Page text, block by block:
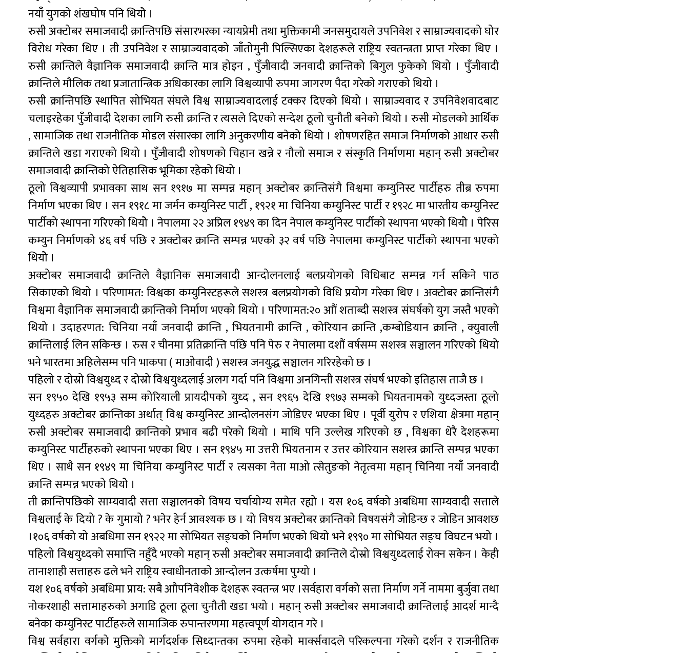
नयाँ युगको शंखघोष पनि थियोे ।
रुसी अक्टोबर समाजवादी क्रान्तिपछि संसारभरका न्यायप्रेमी तथा मुक्तिकामी जनसमुदायले उपनिवेश र साम्राज्यवादको घोर
विरोध गरेका थिए । ती उपनिवेश र साम्राज्यवादको जाँतोमुनी पिल्सिएका देशहरूले राष्ट्रिय स्वतन्त्रता प्राप्त गरेका थिए ।
रुसी क्रान्तिले वैज्ञानिक समाजवादी क्रान्ति मात्र होइन , पुँजीवादी जनवादी क्रान्तिको बिगुल फुकेको थियो । पुँजीवादी
क्रान्तिले मौलिक तथा प्रजातान्त्रिक अधिकारका लागि विश्वव्यापी रुपमा जागरण पैदा गरेको गराएको थियो ।
रुसी क्रान्तिपछि स्थापित सोभियत संघले विश्व साम्राज्यवादलाई टक्कर दिएको थियो । साम्राज्यवाद र उपनिवेशवादबाट
चलाइरहेका पुँजीवादी देशका लागि रुसी क्रान्ति र त्यसले दिएको सन्देश ठूलो चुनौती बनेको थियो । रुसी मोडलको आर्थिक
, सामाजिक तथा राजनीतिक मोडल संसारका लागि अनुकरणीय बनेको थियो । शोषणरहित समाज निर्माणको आधार रुसी
क्रान्तिले खडा गराएको थियो । पुँजीवादी शोषणको चिहान खन्ने र नौलो समाज र संस्कृति निर्माणमा महान् रुसी अक्टोबर
समाजवादी क्रान्तिको ऐतिहासिक भूमिका रहेको थियो ।
ठूलो विश्वव्यापी प्रभावका साथ सन १९१७ मा सम्पन्न महान् अक्टोबर क्रान्तिसंगै विश्वमा कम्युनिस्ट पार्टीहरु तीब्र रुपमा
निर्माण भएका थिए । सन १९१८ मा जर्मन कम्युनिस्ट पार्टी , १९२१ मा चिनिया कम्युनिस्ट पार्टी र १९२८ मा भारतीय कम्युनिस्ट
पार्टीको स्थापना गरिएको थियोे । नेपालमा २२ अप्रिल १९४९ का दिन नेपाल कम्युनिस्ट पार्टीको स्थापना भएको थियोे । पेरिस
कम्युन निर्माणको ४६ वर्ष पछि र अक्टोबर क्रान्ति सम्पन्न भएको ३२ वर्ष पछि नेपालमा कम्युनिस्ट पार्टीको स्थापना भएको
थियोे ।
अक्टोबर समाजवादी क्रान्तिले वैज्ञानिक समाजवादी आन्दोलनलाई बलप्रयोगको विधिबाट सम्पन्न गर्न सकिने पाठ
सिकाएको थियो । परिणामत: विश्वका कम्युनिस्टहरूले सशस्त्र बलप्रयोगको विधि प्रयोग गरेका थिए । अक्टोबर क्रान्तिसंगै
विश्वमा वैज्ञानिक समाजवादी क्रान्तिको निर्माण भएको थियो । परिणामत:२० आौं शताब्दी सशस्त्र संघर्षको युग जस्तै भएको
थियो । उदाहरणत: चिनिया नयाँ जनवादी क्रान्ति , भियतनामी क्रान्ति , कोरियान क्रान्ति ,कम्बोडियान क्रान्ति , क्युवाली
क्रान्तिलाई लिन सकिन्छ । रुस र चीनमा प्रतिक्रान्ति पछि पनि पेरु र नेपालमा दशौं वर्षसम्म सशस्त्र सञ्चालन गरिएको थियो
भने भारतमा अहिलेसम्म पनि भाकपा ( माओवादी ) सशस्त्र जनयुद्ध सञ्चालन गरिरहेको छ ।
पहिलो र दोस्रो विश्वयुध्द र दोस्रो विश्वयुध्दलाई अलग गर्दा पनि विश्वमा अनगिन्ती सशस्त्र संघर्ष भएको इतिहास ताजै छ ।
सन १९५० देखि १९५३ सम्म कोरियाली प्रायदीपको युध्द , सन १९६५ देखि १९७३ सम्मको भियतनामको युध्दजस्ता ठूलो
युध्दहरु अक्टोबर क्रान्तिका अर्थात् विश्व कम्युनिस्ट आन्दोलनसंग जोडिएर भएका थिए । पूर्वी युरोप र एशिया क्षेत्रमा महान्
रुसी अक्टोबर समाजवादी क्रान्तिको प्रभाव बढी परेको थियो । माथि पनि उल्लेख गरिएको छ , विश्वका धेरै देशहरूमा
कम्युनिस्ट पार्टीहरुको स्थापना भएका थिए । सन १९४५ मा उत्तरी भियतनाम र उत्तर कोरियान सशस्त्र क्रान्ति सम्पन्न भएका
थिए । साथै सन १९४९ मा चिनिया कम्युनिस्ट पार्टी र त्यसका नेता माओ त्सेतुङको नेतृत्वमा महान् चिनिया नयाँ जनवादी
क्रान्ति सम्पन्न भएको थियोे ।
ती क्रान्तिपछिको साम्यवादी सत्ता सञ्चालनको विषय चर्चायोग्य समेत रह्यो । यस १०६ वर्षको अबधिमा साम्यवादी सत्ताले
विश्वलाई के दियो ? के गुमायो ? भनेर हेर्न आवश्यक छ । यो विषय अक्टोबर क्रान्तिको विषयसंगै जोडिन्छ र जोडिन आवशछ
।१०६ वर्षको यो अबधिमा सन १९२२ मा सोभियत सङ्घको निर्माण भएको थियो भने १९९० मा सोभियत सङ्घ विघटन भयो ।
पहिलो विश्वयुध्दको समाप्ति नहुँदै भएको महान् रुसी अक्टोबर समाजवादी क्रान्तिले दोस्रो विश्वयुध्दलाई रोक्न सकेन । केही
तानाशाही सत्ताहरु ढले भने राष्ट्रिय स्वाधीनताको आन्दोलन उत्कर्षमा पुग्यो ।
यश १०६ वर्षको अबधिमा प्राय: सबै आौपनिवेशीक देशहरू स्वतन्त्र भए ।सर्वहारा वर्गको सत्ता निर्माण गर्ने नाममा बुर्जुवा तथा
नोकरशाही सत्तामाहरुको अगाडि ठूला ठूला चुनौती खडा भयो । महान् रुसी अक्टोबर समाजवादी क्रान्तिलाई आदर्श मान्दै
बनेका कम्युनिस्ट पार्टीहरुले सामाजिक रुपान्तरणमा महत्त्वपूर्ण योगदान गरे ।
विश्व सर्वहारा वर्गको मुक्तिको मार्गदर्शक सिध्दान्तका रुपमा रहेको मार्क्सवादले परिकल्पना गरेको दर्शन र राजनीतिक